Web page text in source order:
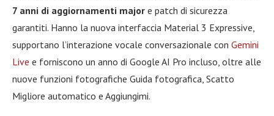
7 anni di aggiornamenti major e patch di sicurezza
garantiti. Hanno la nuova interfaccia Material 3 Expressive,
supportano l’interazione vocale conversazionale con Gemini
Live e forniscono un anno di Google AI Pro incluso, oltre alle
nuove funzioni fotografiche Guida fotografica, Scatto
Migliore automatico e Aggiungimi.